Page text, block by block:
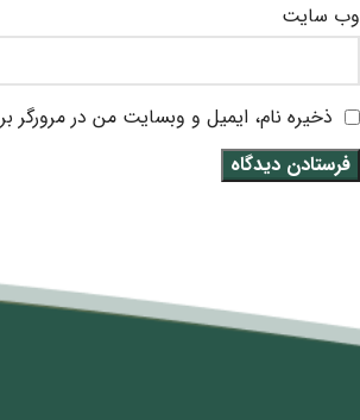
وب‌ سایت
ذخیره نام، ایمیل و وبسایت من در مرورگر
متن سربرگ خود را